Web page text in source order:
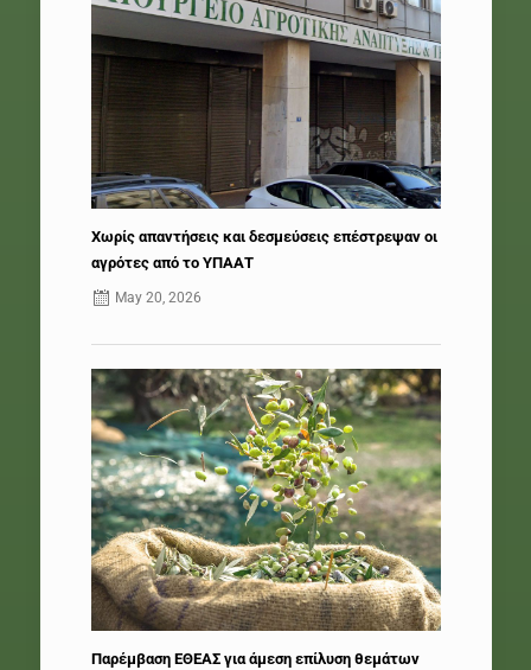
Χωρίς απαντήσεις και δεσμεύσεις επέστρεψαν οι
αγρότες από το ΥΠΑΑΤ
May 20, 2026
Παρέμβαση ΕΘΕΑΣ για άμεση επίλυση θεμάτων